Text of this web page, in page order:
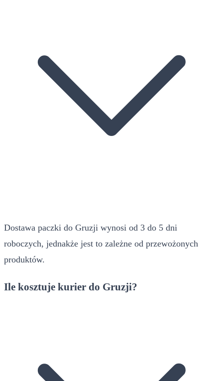
Dostawa paczki do Gruzji wynosi od 3 do 5 dni
roboczych, jednakże jest to zależne od przewożonych
produktów.
Ile kosztuje kurier do Gruzji?